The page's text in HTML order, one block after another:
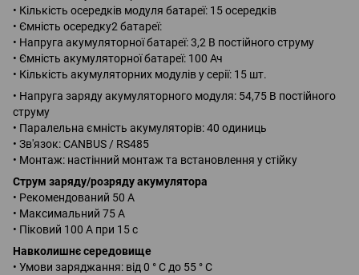
• Кількість осередків модуля батареї: 15 осередків
• Ємність осередку2 батареї:
• Напруга акумуляторної батареї: 3,2 В постійного струму
• Ємність акумуляторної батареї: 100 Ач
• Кількість акумуляторних модулів у серії: 15 шт.
• Напруга заряду акумуляторного модуля: 54,75 В постійного
струму
• Паралельна ємність акумуляторів: 40 одиниць
• Зв'язок: CANBUS / RS485
• Монтаж: настінний монтаж та встановлення у стійку
Струм заряду/розряду акумулятора
• Рекомендований 50 А
• Максимальний 75 А
• Піковий 100 А при 15 с
Навколишнє середовище
• Умови заряджання: від 0 ° C до 55 ° C